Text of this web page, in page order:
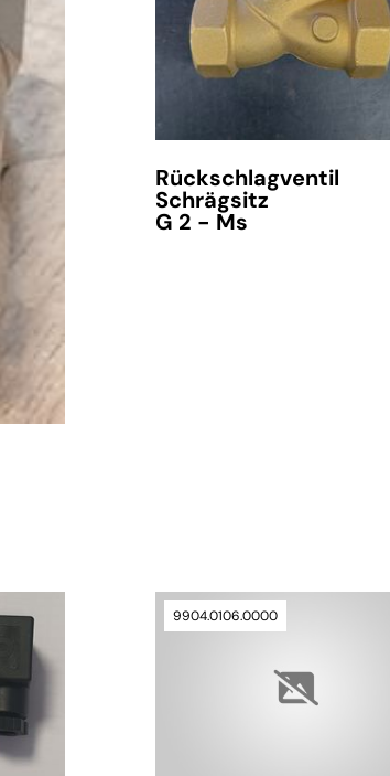
Rückschlagventil
Schrägsitz
G 2 - Ms
9904.0106.0000